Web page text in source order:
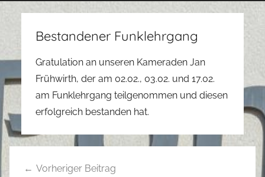
Bestandener Funklehrgang
Gratulation an unseren Kameraden Jan
Frühwirth, der am 02.02., 03.02. und 17.02.
am Funklehrgang teilgenommen und diesen
erfolgreich bestanden hat.
Vorheriger Beitrag